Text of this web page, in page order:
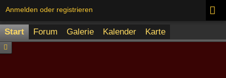
Anmelden oder registrieren
Start Forum Galerie Kalender Karte